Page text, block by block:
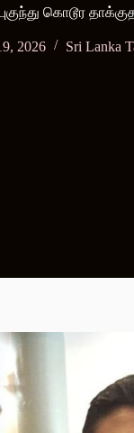
புகுந்து கொடூர
2026 Sri Lanka